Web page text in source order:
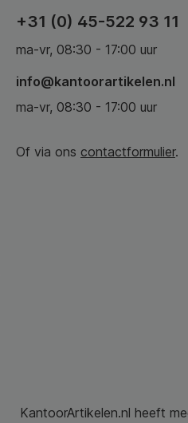
+31 (0) 45-522 93 11
ma-vr, 08:30 - 17:00 uur
info@kantoorartikelen.nl
ma-vr, 08:30 - 17:00 uur
Of via ons contactformulier.
KantoorArtikelen.nl heeft